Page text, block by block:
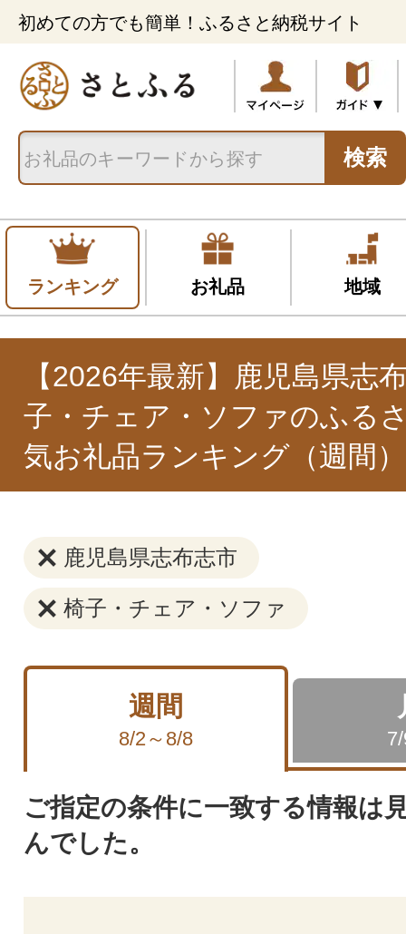
初めての方でも簡単！ふるさと納税サイト
検索
ランキング お礼品 地域
【2026年最新】鹿児島県志
子・チェア・ソファのふる
気お礼品ランキング（週間）
鹿児島県志布志市
椅子・チェア・ソファ
週間
8/2～8/8
ご指定の条件に一致する情報は
んでした。